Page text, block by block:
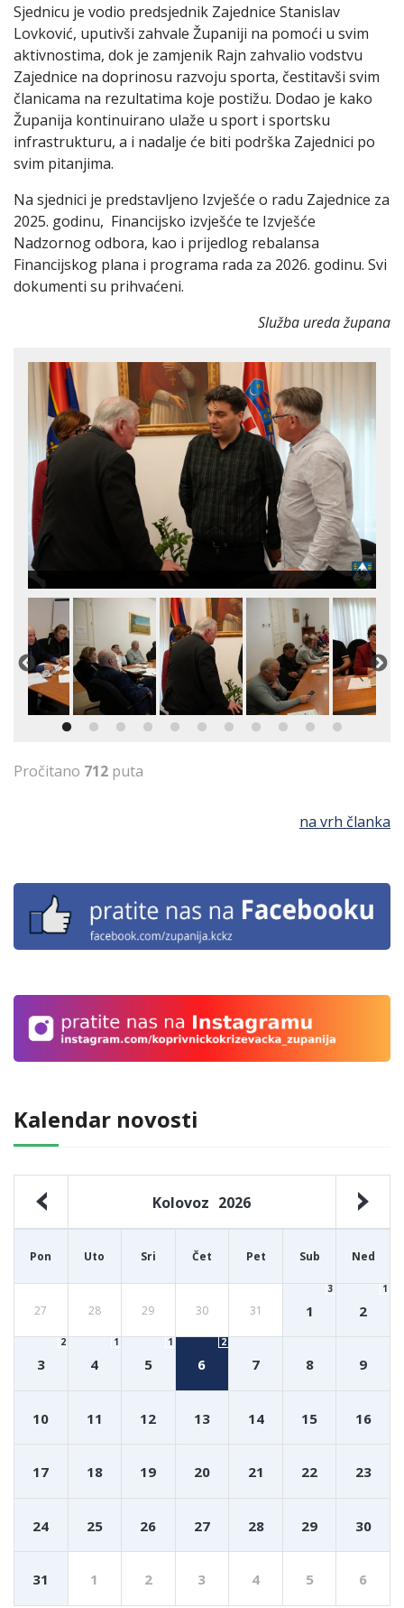
Kalendar novosti
Kolovoz 2026
Pon Uto Sri Čet Pet Sub Ned
27 28 29 30 31 1
3
2
1
3
2
4
1
5
1
6
2
7 8 9
10 11 12 13 14 15 16
17 18 19 20 21 22 23
24 25 26 27 28 29 30
31 1 2 3 4 5 6
Sjednicu je vodio predsjednik Zajednice Stanislav
Lovković, uputivši zahvale Županiji na pomoći u svim
aktivnostima, dok je zamjenik Rajn zahvalio vodstvu
Zajednice na doprinosu razvoju sporta, čestitavši svim
članicama na rezultatima koje postižu. Dodao je kako
Županija kontinuirano ulaže u sport i sportsku
infrastrukturu, a i nadalje će biti podrška Zajednici po
svim pitanjima.
Na sjednici je predstavljeno Izvješće o radu Zajednice za
2025. godinu, Financijsko izvješće te Izvješće
Nadzornog odbora, kao i prijedlog rebalansa
Financijskog plana i programa rada za 2026. godinu. Svi
dokumenti su prihvaćeni.
Služba ureda župana
Pročitano 712 puta
na vrh članka